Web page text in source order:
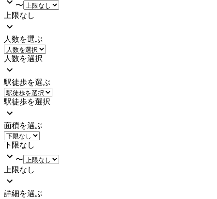
〜
上限なし
人数を選ぶ
人数を選択
駅徒歩を選ぶ
駅徒歩を選択
面積を選ぶ
下限なし
〜
上限なし
詳細を選ぶ